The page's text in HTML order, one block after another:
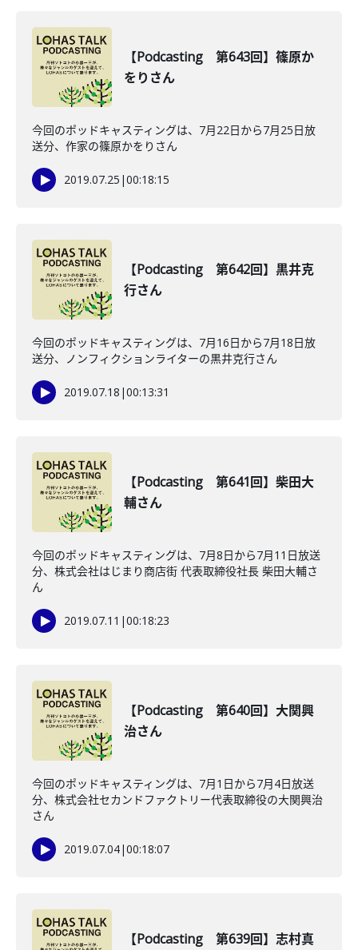
【Podcasting 第643回】篠原か
をりさん
今回のポッドキャスティングは、7月22日から7月25日放
送分、作家の篠原かをりさん
2019.07.25 |00:18:15
【Podcasting 第642回】黒井克
行さん
今回のポッドキャスティングは、7月16日から7月18日放
送分、ノンフィクションライターの黒井克行さん
2019.07.18 |00:13:31
【Podcasting 第641回】柴田大
輔さん
今回のポッドキャスティングは、7月8日から7月11日放送
分、株式会社はじまり商店街 代表取締役社長 柴田大輔さ
ん
2019.07.11 |00:18:23
【Podcasting 第640回】大関興
治さん
今回のポッドキャスティングは、7月1日から7月4日放送
分、株式会社セカンドファクトリー代表取締役の大関興治
さん
2019.07.04|00:18:07
【Podcasting 第639回】志村真